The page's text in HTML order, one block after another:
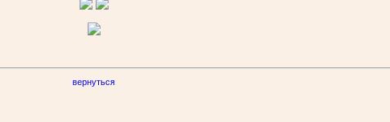
вернуться